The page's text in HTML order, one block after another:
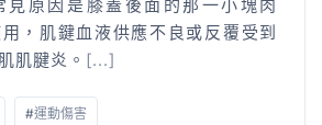
見原因是膝蓋後面的那一小塊肉
用，肌鍵血液供應不良或反覆受到
肌腱炎。 [...]
#運動傷害